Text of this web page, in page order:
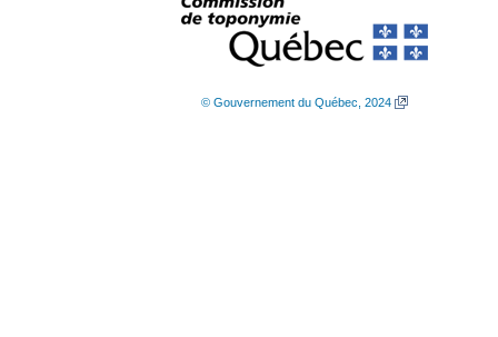
© Gouvernement du Québec, 2024